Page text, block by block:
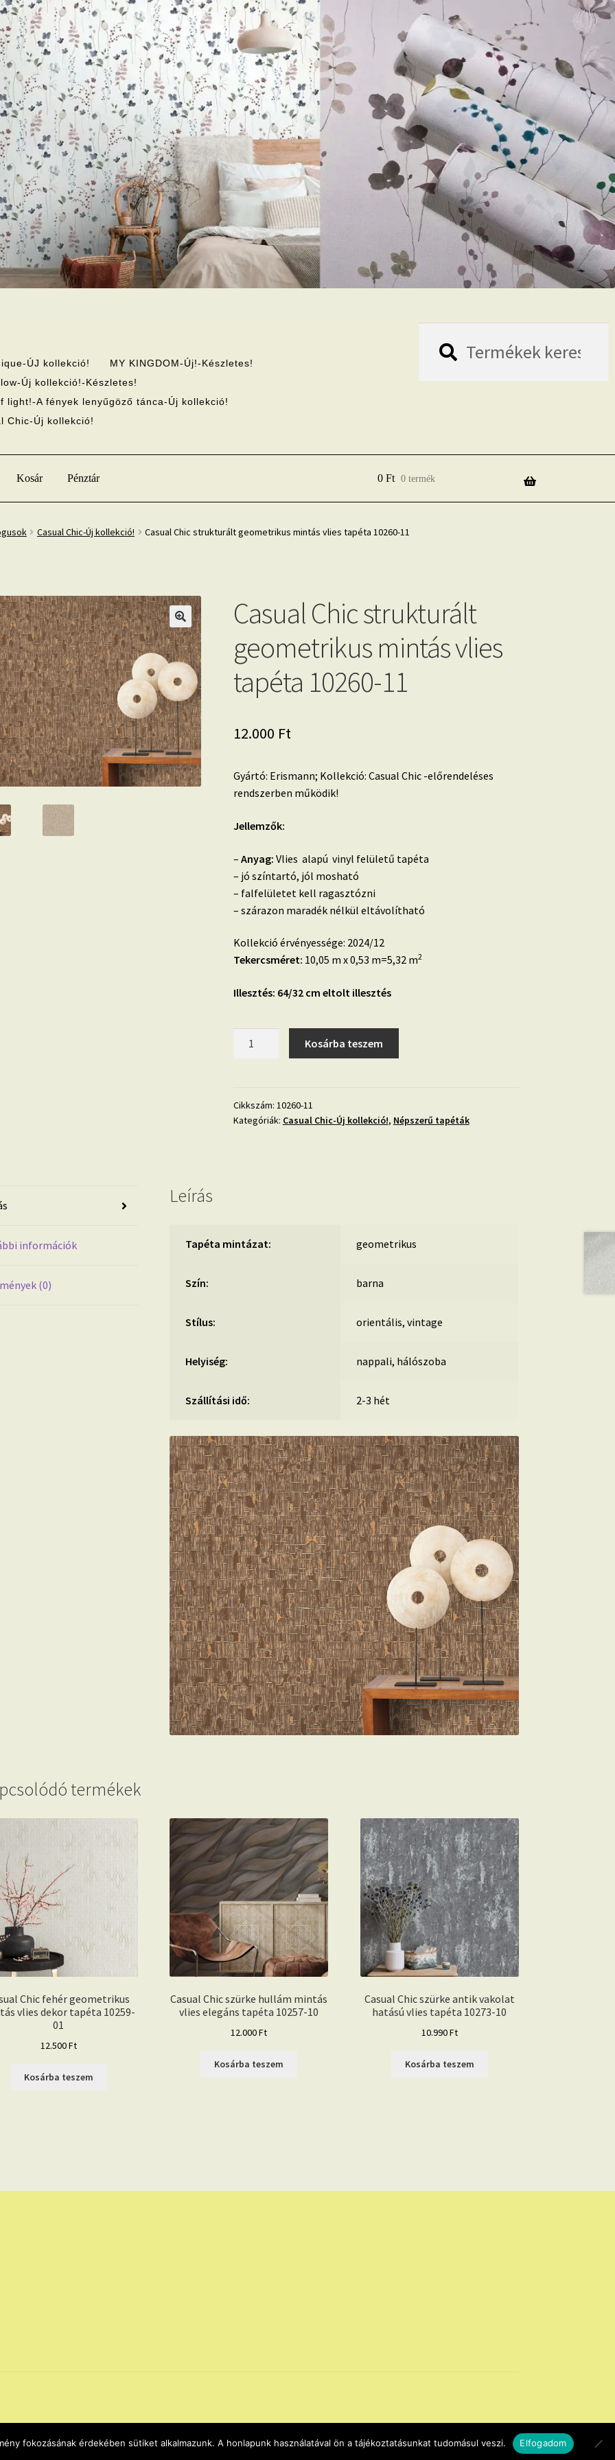
ÚJ kollekció!
MY KINGDOM-Új!-Készletes!
Új kollekció!-Készletes!
light!-A fények lenyűgöző tánca-Új kollekció!
Chic-Új kollekció!
Keresés
következőre:
Kosár Pénztár 0 Ft 0 termék
Casual Chic-Új kollekció! Casual Chic strukturált geometrikus mintás vlies tapéta 10260-11
Casual Chic strukturált
geometrikus mintás vlies
tapéta 10260-11
12.000 Ft
Gyártó: Erismann; Kollekció: Casual Chic -előrendeléses
rendszerben működik!
Jellemzők:
– Anyag: Vlies alapú vinyl felületű tapéta
– jó színtartó, jól mosható
– falfelületet kell ragasztózni
– szárazon maradék nélkül eltávolítható
Kollekció érvényessége: 2024/12
Tekercsméret: 10,05 m x 0,53 m=5,32 m2
Illesztés: 64/32 cm eltolt illesztés
mintás
vlies
Kosárba teszem
Cikkszám: 10260-11
Kategóriák: Casual Chic-Új kollekció!, Népszerű tapéták
információk
(0)
Leírás
Tapéta mintázat: geometrikus
Szín: barna
Stílus: orientális, vintage
Helyiség: nappali, hálószoba
Szállítási idő: 2-3 hét
termékek
Chic fehér geometrikus
vlies dekor tapéta 10259-
01
12.500Ft
Kosárba teszem
Casual Chic szürke hullám mintás
vlies elegáns tapéta 10257-10
12.000Ft
Kosárba teszem
Casual Chic szürke antik vakolat
hatású vlies tapéta 10273-10
10.990Ft
Kosárba teszem
fokozásának érdekében sütiket alkalmazunk. A honlapunk használatával ön a tájékoztatásunkat tudomásul veszi. Elfogadom